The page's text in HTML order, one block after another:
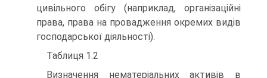
цивільного обігу (наприклад, організа­ційні
права, права на провадження окремих видів
гос­подарської діяльності).
Таблиця 1.2
Визначення нематеріальних активів в